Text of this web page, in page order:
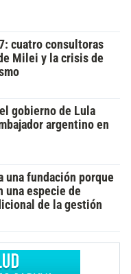
cuatro consultoras
Milei y la crisis de
gobierno de Lula
argentino en
una fundación porque
una especie de
de la gestión